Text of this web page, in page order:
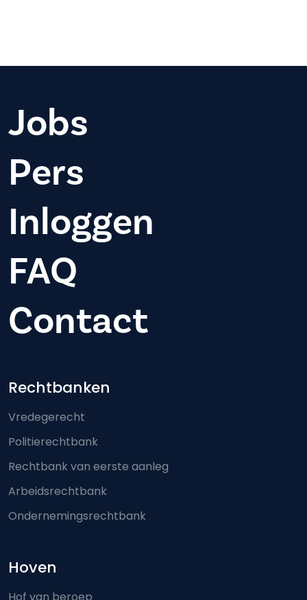
Jobs
Pers
Inloggen
FAQ
Contact
Footer-menu
Rechtbanken
Vredegerecht
Politierechtbank
Rechtbank van eerste aanleg
Arbeidsrechtbank
Ondernemingsrechtbank
Hoven